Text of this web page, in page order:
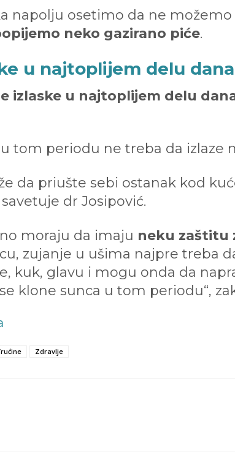
napolju osetimo da ne
neko gazirano piće.
u najtoplijem delu dana
izlaske u najtoplijem delu dana
tom periodu ne treba da izlaze
da priušte sebi ostanak kod
savetuje dr Josipović.
moraju da imaju neku zaštitu
zujanje u ušima najpre treba
kuk, glavu i mogu onda da
klone sunca u tom periodu“,
Zdravlje